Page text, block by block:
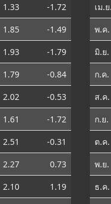
1.33
-1.72
1.85
-1.49
1.93
-1.79
1.79
-0.84
2.02
-0.53
1.61
-1.72
2.51
-0.31
2.27
0.73
2.10
1.19
เม.ย.
พ.ค.
มิ.ย.
ก.ค.
ส.ค.
ก.ย.
ต.ค.
พ.ย.
ธ.ค.